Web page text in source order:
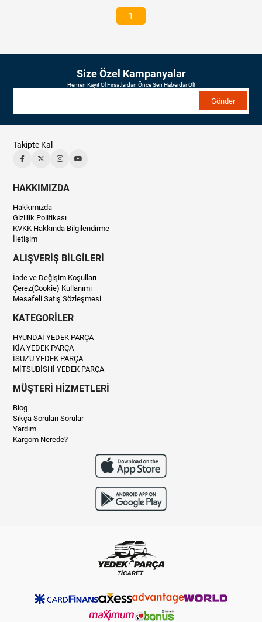
1
Size Özel Kampanyalar
Hemen Kayıt Ol Fırsatlardan Önce Sen Haberdar Ol!
Gönder
Takipte Kal
HAKKIMIZDA
Hakkımızda
Gizlilik Politikası
KVKK Hakkında Bilgilendirme
İletişim
ALIŞVERİŞ BİLGİLERİ
İade ve Değişim Koşulları
Çerez(Cookie) Kullanımı
Mesafeli Satış Sözleşmesi
KATEGORİLER
HYUNDAİ YEDEK PARÇA
KİA YEDEK PARÇA
İSUZU YEDEK PARÇA
MİTSUBİSHİ YEDEK PARÇA
MÜŞTERİ HİZMETLERİ
Blog
Sıkça Sorulan Sorular
Yardım
Kargom Nerede?